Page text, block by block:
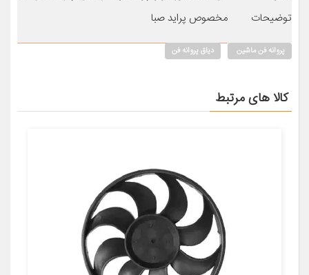
توضیحات
مخصوص پراید صبا
پروانه فن ماشین دیاق پروانه فن
کالا های مرتبط